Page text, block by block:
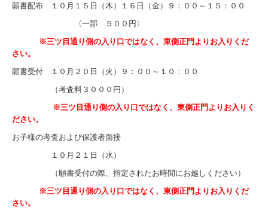
お弁当・給食
採用情報
ブログ2025
ブログ2024
学校評価
願書配布 １０月１５日（木）１６日（金）９：００～１５：００
〈一部 ５００円〉
※三ツ目通り側の入り口ではなく、東側正門よりお入りくだ
さい。
願書受付 １０月２０日（火）９：００～１０：００
（考査料３０００円）
※三ツ目通り側の入り口ではなく、東側正門よりお入りく
ださい。
お子様の考査および保護者面接
１０月２１日（水）
（願書受付の際、指定されたお時間にお越しください）
※三ツ目通り側の入り口ではなく、東側正門よりお入りくだ
さい。